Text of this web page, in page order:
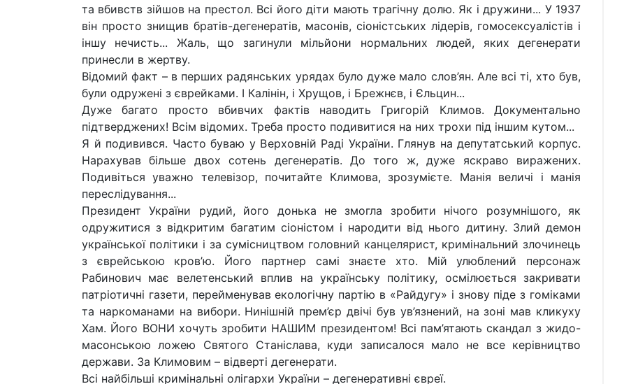
та вбивств зійшов на престол. Всі його діти мають трагічну долю. Як і дружини... У 1937
він просто знищив братів-дегенератів, масонів, сіоністських лідерів, гомосексуалістів і
іншу нечисть... Жаль, що загинули мільйони нормальних людей, яких дегенерати
принесли в жертву.
Відомий факт – в перших радянських урядах було дуже мало слов’ян. Але всі ті, хто був,
були одружені з єврейками. І Калінін, і Хрущов, і Брежнєв, і Єльцин...
Дуже багато просто вбивчих фактів наводить Григорій Климов. Документально
підтверджених! Всім відомих. Треба просто подивитися на них трохи під іншим кутом...
Я й подивився. Часто буваю у Верховній Раді України. Глянув на депутатський корпус.
Нарахував більше двох сотень дегенератів. До того ж, дуже яскраво виражених.
Подивіться уважно телевізор, почитайте Климова, зрозумієте. Манія величі і манія
переслідування...
Президент України рудий, його донька не змогла зробити нічого розумнішого, як
одружитися з відкритим багатим сіоністом і народити від нього дитину. Злий демон
української політики і за сумісництвом головний канцелярист, кримінальний злочинець
з єврейською кров’ю. Його партнер самі знаєте хто. Мій улюблений персонаж
Рабинович має велетенський вплив на українську політику, осмілюється закривати
патріотичні газети, перейменував екологічну партію в «Райдугу» і знову піде з гоміками
та наркоманами на вибори. Нинішній прем’єр двічі був ув’язнений, на зоні мав кликуху
Хам. Його ВОНИ хочуть зробити НАШИМ президентом! Всі пам’ятають скандал з жидо-
масонською ложею Святого Станіслава, куди записалося мало не все керівництво
держави. За Климовим – відверті дегенерати.
Всі найбільші кримінальні олігархи України – дегенеративні євреї.